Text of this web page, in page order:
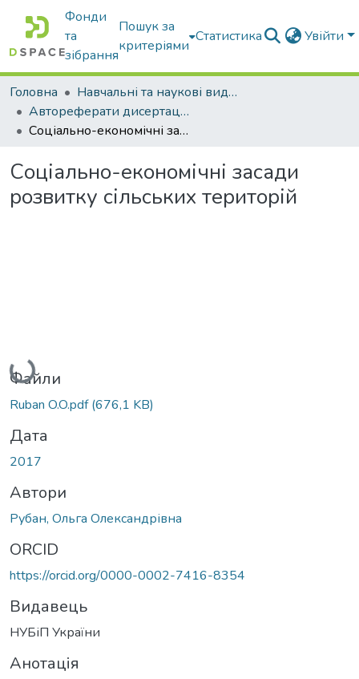
Фонди
та
зібрання
Пошук за
критеріями
Статистика Увійти
Головна
Навчальні та наукові видання
Автореферати дисертацій та дисертації
Соціально-економічні засади розвитку сільських територій
Соціально-економічні засади
розвитку сільських територій
Вантажиться...
Файли
Ruban O.O.pdf(676,1 KB)
Дата
2017
Автори
Рубан, Ольга Олександрівна
ORCID
https://orcid.org/0000-0002-7416-8354
Видавець
НУБіП України
Анотація